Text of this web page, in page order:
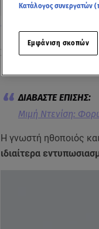
Στις Κυκλάδες
Μιμή Ντενίση:
Η γνωστή ηθοποιός
ιδιαίτερα
Κατάλογος συνεργατών
Εμφάνιση σκοπών